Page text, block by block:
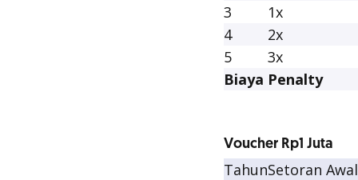
3
1x
4
2x
5
3x
Biaya Penalty
Voucher Rp1 Juta
TahunSetoran Awal